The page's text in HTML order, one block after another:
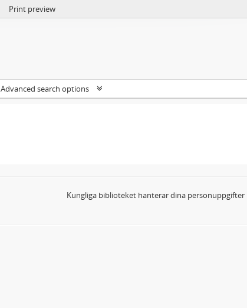
Print preview
Advanced search options
Kungliga biblioteket hanterar dina personuppgifter